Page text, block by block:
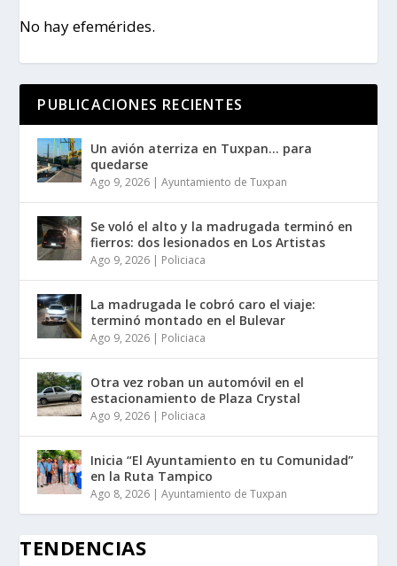
No hay efemérides.
PUBLICACIONES RECIENTES
Un avión aterriza en Tuxpan… para
quedarse
Ago 9, 2026 |Ayuntamiento de Tuxpan
Se voló el alto y la madrugada terminó en
fierros: dos lesionados en Los Artistas
Ago 9, 2026 | Policiaca
La madrugada le cobró caro el viaje:
terminó montado en el Bulevar
Ago 9, 2026 | Policiaca
Otra vez roban un automóvil en el
estacionamiento de Plaza Crystal
Ago 9, 2026 | Policiaca
Inicia “El Ayuntamiento en tu Comunidad”
en la Ruta Tampico
Ago 8, 2026 |Ayuntamiento de Tuxpan
TENDENCIAS